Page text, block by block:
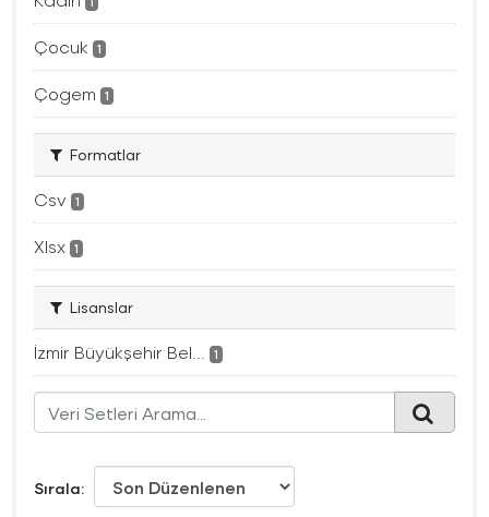
Çocuk 1
Çogem 1
Formatlar
Csv 1
Xlsx 1
Lisanslar
İzmir Büyükşehir Bel... 1
Sırala